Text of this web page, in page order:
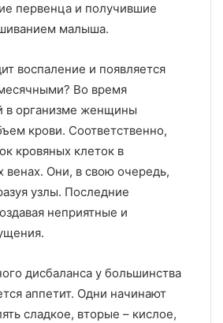
первенца и получившие
малыша.
воспаление и появляется
Во время
в организме женщины
крови. Соответственно,
кровяных клеток в
венах. Они, в свою очередь,
узлы. Последние
неприятные и
дисбаланса у большинства
аппетит. Одни начинают
сладкое, вторые – кислое,